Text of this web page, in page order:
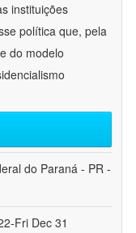
instituições
política que, pela
do modelo
do Paraná - PR -
Fri Dec 31